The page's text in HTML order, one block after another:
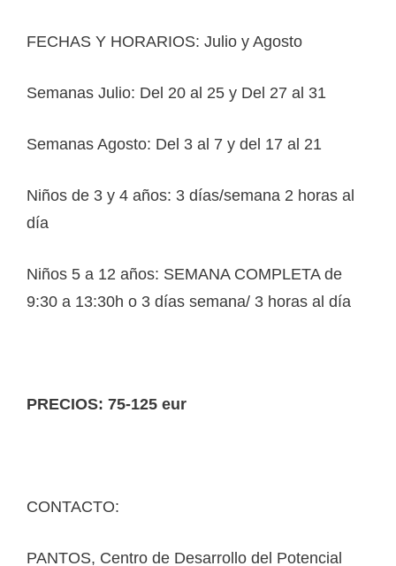
FECHAS Y HORARIOS: Julio y Agosto
Semanas Julio: Del 20 al 25 y Del 27 al 31
Semanas Agosto: Del 3 al 7 y del 17 al 21
Niños de 3 y 4 años: 3 días/semana 2 horas al
día
Niños 5 a 12 años: SEMANA COMPLETA de
9:30 a 13:30h o 3 días semana/ 3 horas al día
PRECIOS: 75-125 eur
CONTACTO:
PANTOS, Centro de Desarrollo del Potencial